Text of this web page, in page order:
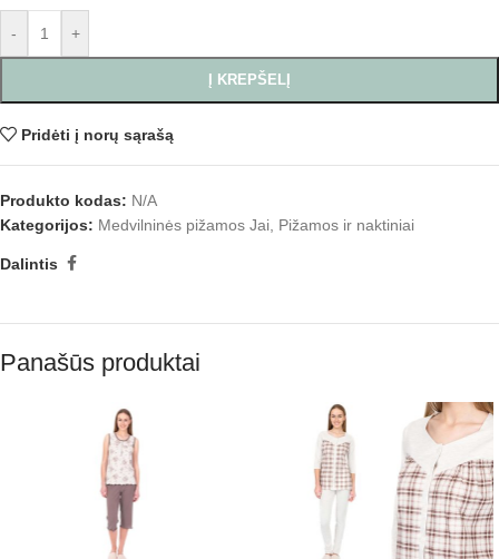
- +
Į KREPŠELĮ
Pridėti į norų sąrašą
Produkto kodas: N/A
Kategorijos: Medvilninės pižamos Jai, Pižamos ir naktiniai
Dalintis
Panašūs produktai